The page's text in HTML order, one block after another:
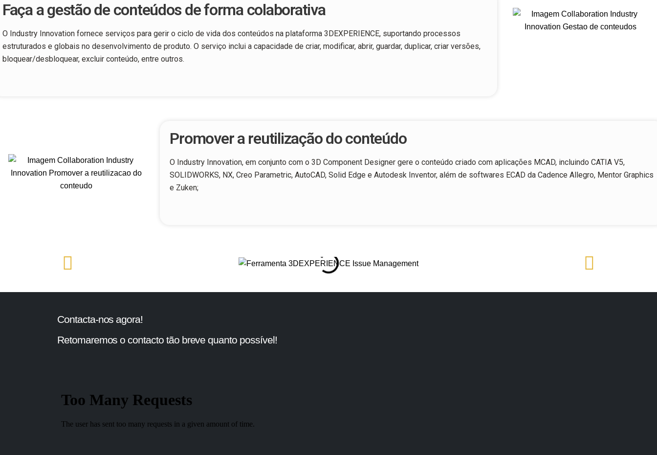
Faça a gestão de conteúdos de forma colaborativa
O Industry Innovation fornece serviços para gerir o ciclo de vida dos conteúdos na plataforma 3DEXPERIENCE, suportando processos
estruturados e globais no desenvolvimento de produto. O serviço inclui a capacidade de criar, modificar, abrir, guardar, duplicar, criar versões,
bloquear/desbloquear, excluir conteúdo, entre outros.
Promover a reutilização do conteúdo
O Industry Innovation, em conjunto com o 3D Component Designer gere o conteúdo criado com aplicações MCAD, incluindo CATIA V5,
SOLIDWORKS, NX, Creo Parametric, AutoCAD, Solid Edge e Autodesk Inventor, além de softwares ECAD da Cadence Allegro, Mentor Graphics
e Zuken;
Contacta-nos agora!
Retomaremos o contacto tão breve quanto possível!